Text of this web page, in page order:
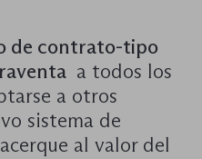
de contrato-tipo
a todos los
a otros
sistema de
al valor del